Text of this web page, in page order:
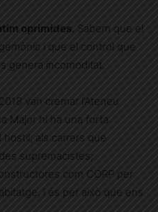
oprimides. Sabem que el
i que el control que
genera incomoditat.
van cremar l’Ateneu
Major hi ha una forta
als carrers que
supremacistes;
com CORP per
i és per això que ens